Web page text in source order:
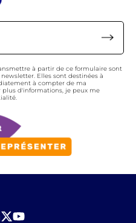
à partir de ce formulaire sont
Elles sont destinées à
à compter de ma
d'informations, je peux me